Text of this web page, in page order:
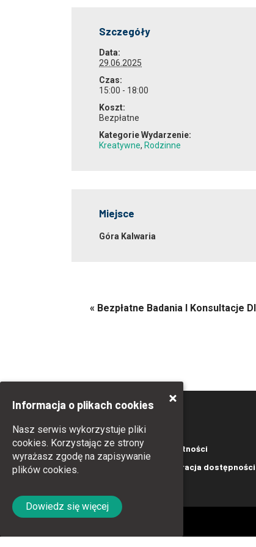
Szczegóły
Data:
29.06.2025
Czas:
15:00 - 18:00
Koszt:
Bezpłatne
Kategorie Wydarzenie:
Kreatywne, Rodzinne
Miejsce
Góra Kalwaria
« Bezpłatne Badania I Konsultacje
Kontakt
Polityka prywatności
Polityka Cookies
Deklaracja dostępności
Informacja o plikach cookies
Nasz serwis wykorzystuje pliki
cookies. Korzystając ze strony
wyrażasz zgodę na zapisywanie
plików cookies.
Dowiedz się więcej